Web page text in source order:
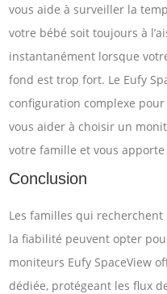
vous aide à surveiller la
votre bébé soit toujours à
instantanément lorsque
fond est trop fort. Le Eufy
configuration complexe
vous aider à choisir un
votre famille et vous
Conclusion
Les familles qui
la fiabilité peuvent opter
moniteurs Eufy SpaceView
dédiée, protégeant les flux